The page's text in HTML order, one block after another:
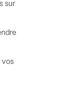
sur
vos